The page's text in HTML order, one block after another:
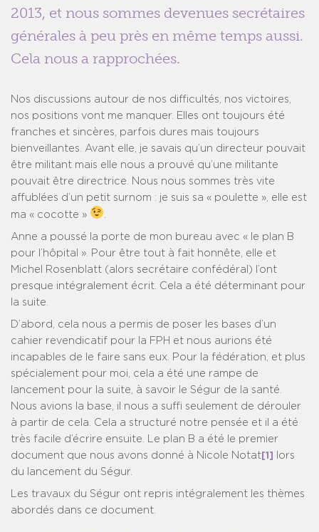
2013, et nous sommes devenues secrétaires
générales à peu près en même temps aussi.
Cela nous a rapprochées.
Nos discussions autour de nos difficultés, nos victoires,
nos positions vont me manquer. Elles ont toujours été
franches et sincères, parfois dures mais toujours
bienveillantes. Avant elle, je savais qu’un directeur pouvait
être militant mais elle nous a prouvé qu’une militante
pouvait être directrice. Nous nous sommes très vite
affublées d’un petit surnom : je suis sa « poulette », elle est
ma « cocotte »
.
Anne a poussé la porte de mon bureau avec « le plan B
pour l’hôpital ». Pour être tout à fait honnête, elle et
Michel Rosenblatt (alors secrétaire confédéral) l’ont
presque intégralement écrit. Cela a été déterminant pour
la suite.
D’abord, cela nous a permis de poser les bases d’un
cahier revendicatif pour la FPH et nous aurions été
incapables de le faire sans eux. Pour la fédération, et plus
spécialement pour moi, cela a été une rampe de
lancement pour la suite, à savoir le Ségur de la santé.
Nous avions la base, il nous a suffi seulement de dérouler
à partir de cela. Cela a structuré notre pensée et il a été
très facile d’écrire ensuite. Le plan B a été le premier
document que nous avons donné à Nicole Notat [1]
lors
du lancement du Ségur.
Les travaux du Ségur ont repris intégralement les thèmes
abordés dans ce document.